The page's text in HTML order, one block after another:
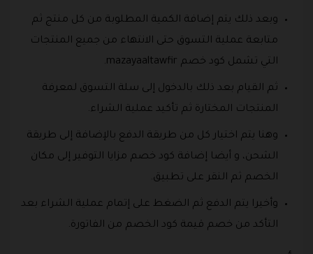
وبعد ذلك يتم إضافة الكمية المطلوبة من كل منتج ثم
متابعة عملية التسوق حتى الانتهاء من جميع المنتجات
التي تشمل كود خصم mazayaaltawfir.
ثم القيام بعد ذلك بالدخول إلى سلة التسوق لمعرفة
المنتجات المختارة ثم تأكيد عملية الشراء.
وهنا يتم اختيار كل من طريقة الدفع بالإضافة إلى طريقة
الشحن، و أيضا إضافة كود خصم مزايا التوفير إلى مكان
الخصم ثم النقر على تطبيق.
وأخيرا يتم الدفع ثم الضغط على إتمام عملية الشراء بعد
التأكد من خصم قيمة كود الخصم من الفاتورة.